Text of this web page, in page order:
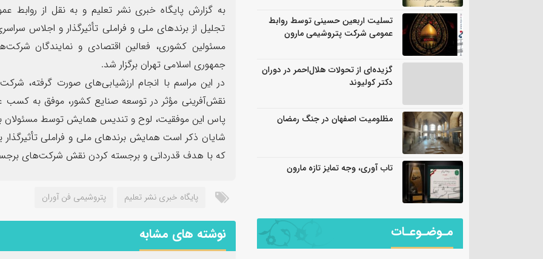
به گزارش پایگاه خبری نشر تعلیم و به نقل از
تجلیل از برندهای ملی و فراملی تأثیرگذار و اجلاس
مسئولین کشوری، فعالین اقتصادی و نمایندگان
جمهوری اسلامی تهران برگزار شد.
در این مراسم با انجام ارزشیابی‌های صورت گرفته،
نقش‌آفرینی مؤثر در توسعه صنایع کشور، موفق به
پاس این موفقیت، لوح و تندیس همایش توسط مسئولان
شایان ذکر است همایش برندهای ملی و فراملی
که با هدف قدردانی و برجسته کردن نقش شرکت‌های
پایگاه خبری نشر تعلیم پتروشیمی فن آوران
نوشته های مشابه
تسلیت اربعین حسینی توسط روابط
عمومی شرکت پتروشیمی مارون
گزیده‌ای از تحولات هلال‌احمر در دوران
دکتر کولیوند
مظلومیت اصفهان در جنگ رمضان
تاب آوری، وجه تمایز تازه مارون
مـوضـوعـات